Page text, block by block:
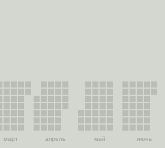
март апрель май июнь